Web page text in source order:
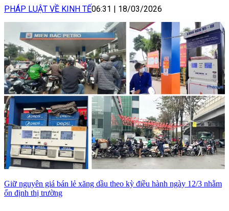
PHÁP LUẬT VỀ KINH TẾ06:31 | 18/03/2026
Giữ nguyên giá bán lẻ xăng dầu theo kỳ điều hành ngày 12/3 nhằm
ổn định thị trường